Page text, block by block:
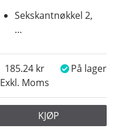
Sekskantnøkkel 2,
…
Exkl. Moms
185.24 På lager
KJØP